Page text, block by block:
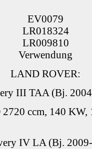
EV0079
LR018324
LR009810
Verwendung
LAND ROVER:
III TAA (Bj.
ccm, 140 KW,
IV LA (Bj.